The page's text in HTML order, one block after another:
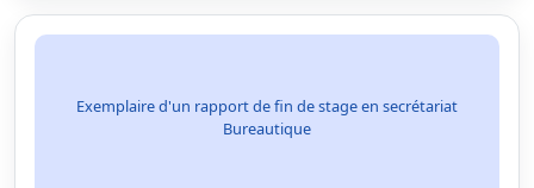
Exemplaire d'un rapport de fin de stage en secrétariat
Bureautique